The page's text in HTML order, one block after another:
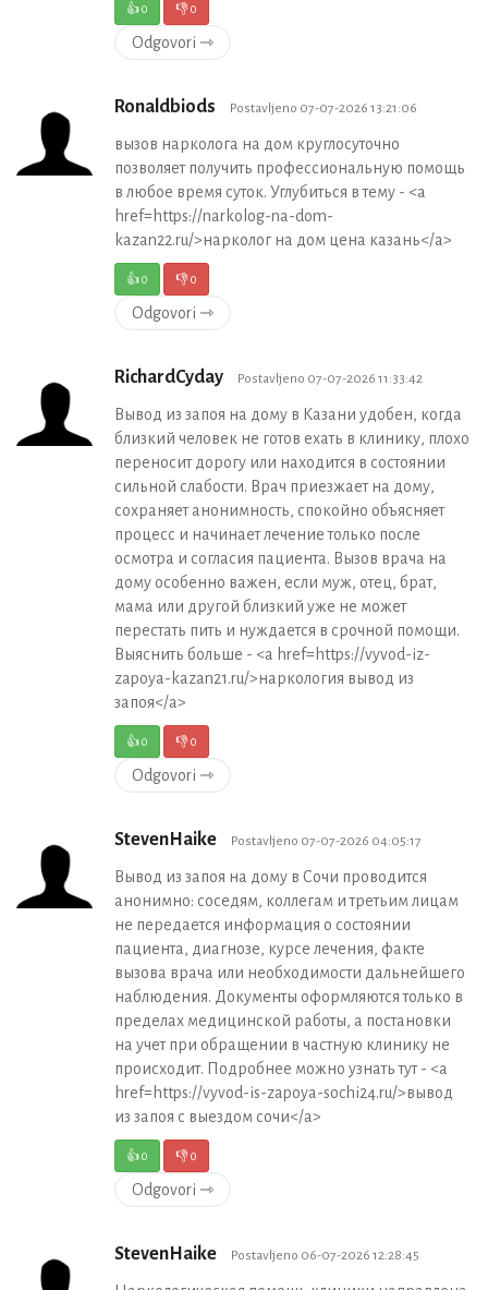
👍0 👎0
Odgovori ⇾
Ronaldbiods Postavljeno 07-07-2026 13:21:06
вызов нарколога на дом круглосуточно
позволяет получить профессиональную помощь
в любое время суток. Углубиться в тему - <a
href=https://narkolog-na-dom-
kazan22.ru/>нарколог на дом цена казань</a>
👍0 👎0
Odgovori ⇾
RichardCyday Postavljeno 07-07-2026 11:33:42
Вывод из запоя на дому в Казани удобен, когда
близкий человек не готов ехать в клинику, плохо
переносит дорогу или находится в состоянии
сильной слабости. Врач приезжает на дому,
сохраняет анонимность, спокойно объясняет
процесс и начинает лечение только после
осмотра и согласия пациента. Вызов врача на
дому особенно важен, если муж, отец, брат,
мама или другой близкий уже не может
перестать пить и нуждается в срочной помощи.
Выяснить больше - <a href=https://vyvod-iz-
zapoya-kazan21.ru/>наркология вывод из
запоя</a>
👍0 👎0
Odgovori ⇾
StevenHaike Postavljeno 07-07-2026 04:05:17
Вывод из запоя на дому в Сочи проводится
анонимно: соседям, коллегам и третьим лицам
не передается информация о состоянии
пациента, диагнозе, курсе лечения, факте
вызова врача или необходимости дальнейшего
наблюдения. Документы оформляются только в
пределах медицинской работы, а постановки
на учет при обращении в частную клинику не
происходит. Подробнее можно узнать тут - <a
href=https://vyvod-is-zapoya-sochi24.ru/>вывод
из запоя с выездом сочи</a>
👍0 👎0
Odgovori ⇾
StevenHaike Postavljeno 06-07-2026 12:28:45